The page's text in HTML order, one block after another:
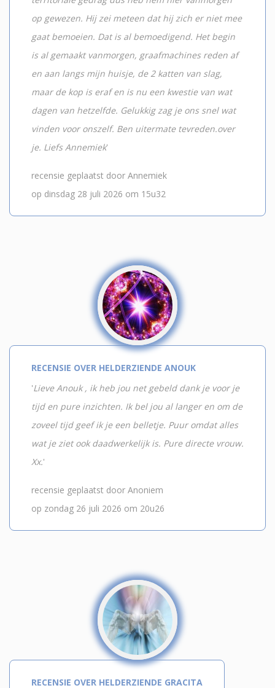
op gewezen. Hij zei meteen dat hij zich er niet mee
gaat bemoeien. Dat is al bemoedigend. Het begin
is al gemaakt vanmorgen, graafmachines reden af
en aan langs mijn huisje, de 2 katten van slag,
maar de kop is eraf en is nu een kwestie van wat
dagen van hetzelfde. Gelukkig zag je ons snel wat
vinden voor onszelf. Ben uitermate tevreden.over
je. Liefs Annemiek'
recensie geplaatst door Annemiek
op dinsdag 28 juli 2026 om 15u32
RECENSIE OVER HELDERZIENDE ANOUK
'Lieve Anouk , ik heb jou net gebeld dank je voor je
tijd en pure inzichten. Ik bel jou al langer en om de
zoveel tijd geef ik je een belletje. Puur omdat alles
wat je ziet ook daadwerkelijk is. Pure directe vrouw.
Xx.'
recensie geplaatst door Anoniem
op zondag 26 juli 2026 om 20u26
RECENSIE OVER HELDERZIENDE GRACITA